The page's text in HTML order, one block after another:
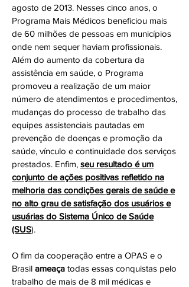
agosto de 2013. Nesses cinco anos, o
Programa Mais Médicos beneficiou mais
de 60 milhões de pessoas em municípios
onde nem sequer haviam profissionais.
Além do aumento da cobertura da
assistência em saúde, o Programa
promoveu a realização de um maior
número de atendimentos e procedimentos,
mudanças do processo de trabalho das
equipes assistenciais pautadas em
prevenção de doenças e promoção da
saúde, vínculo e continuidade dos serviços
prestados. Enfim, seu resultado é um
conjunto de ações positivas refletido na
melhoria das condições gerais de saúde e
no alto grau de satisfação dos usuários e
usuárias do Sistema Único de Saúde
(SUS).
O fim da cooperação entre a OPAS e o
Brasil ameaça todas essas conquistas pelo
trabalho de mais de 8 mil médicas e